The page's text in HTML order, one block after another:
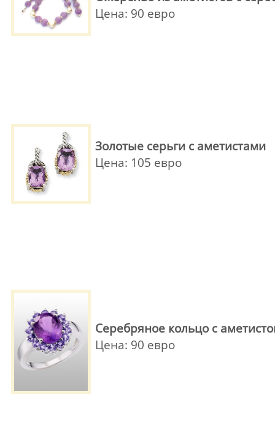
Цена: 90 евро
Золотые серьги с аметистами
Цена: 105 евро
Серебряное кольцо с
Цена: 90 евро